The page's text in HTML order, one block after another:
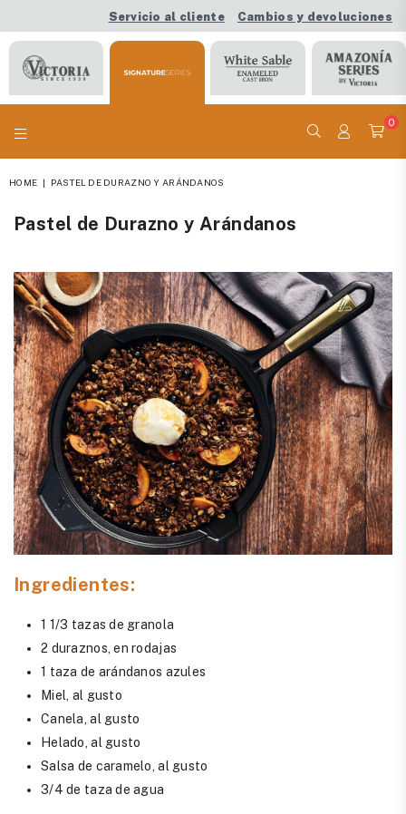
Servicio al cliente Cambios y devoluciones
VICTORIA
0
HOME | PASTEL DE DURAZNO Y ARÁNDANOS
Pastel de Durazno y Arándanos
Ingredientes:
1 1/3 tazas de granola
2 duraznos, en rodajas
1 taza de arándanos azules
Miel, al gusto
Canela, al gusto
Helado, al gusto
Salsa de caramelo, al gusto
3/4 de taza de agua